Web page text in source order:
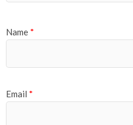
Name *
Email *